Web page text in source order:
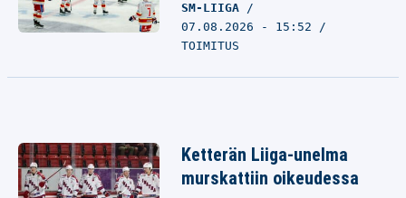
SM-LIIGA
07.08.2026 - 15:52
TOIMITUS
Ketterän Liiga-unelma
murskattiin oikeudessa